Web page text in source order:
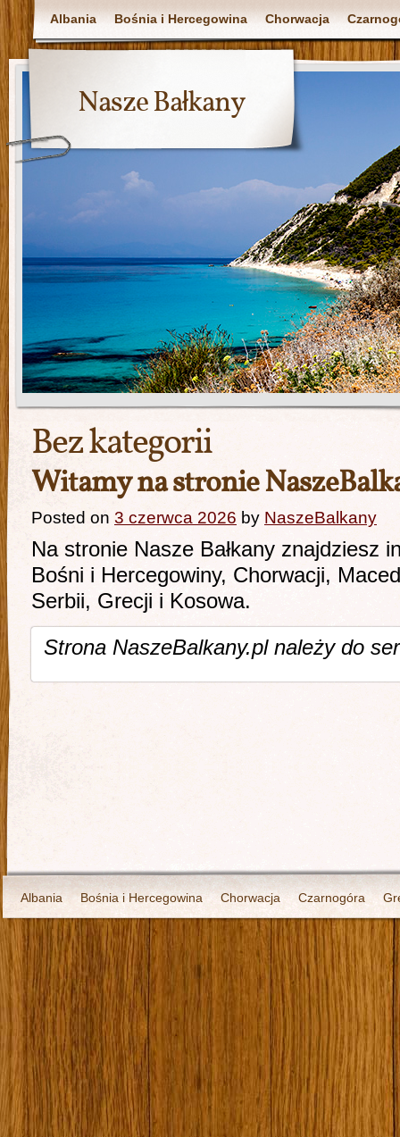
Albania Bośnia i Hercegowina Chorwacja
Nasze Bałkany
Bez kategorii
Witamy na stronie
Posted on 3 czerwca 2026 by NaszeBalkany
Na stronie Nasze Bałkany znajdziesz
Bośni i Hercegowiny, Chorwacji,
Serbii, Grecji i Kosowa.
Strona NaszeBalkany.pl należy do
Albania Bośnia i Hercegowina Chorwacja Czarnogóra